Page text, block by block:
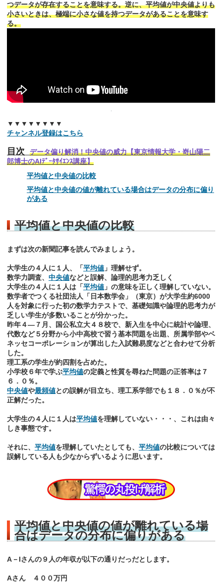
つデータが存在することを意味する。逆に、平均値が中央値よりも
小さいときは、極端に小さな値を持つデータがあることを意味す
る。
▼▼▼▼▼▼▼▼
チャンネル登録はこちら
目次
データ偏り解消！中央値の威力【東京情報大学・嵜山陽二
郎博士のAIﾃﾞｰﾀｻｲｴﾝｽ講座】
平均値と中央値の比較
平均値と中央値の値が離れている場合はデータの分布に偏り
がある
平均値と中央値の比較
まずは次の新聞記事を読んでみましょう。
大学生の４人に１人、「平均値 」理解せず。
数学力調査、 中央値などと誤解、論理的思考力乏しく
大学生の４人に１人は「平均値 」の意味を正しく理解していない。
数学者でつくる社団法人「日本数学会」（東京）が大学生約6000
人を対象に行った初の数学力テストで、基礎知識や論理的思考力が
乏しい学生が多数いることが分かった。
昨年４―７月、国公私立大４８校で、新入生を中心に統計や論理、
代数など５分野から小中高校で習う基本問題を出題、所属学部やベ
ネッセコーポレーションが算出した入試難易度などと合わせて分析
した。
理工系の学生が約四割を占めた。
小学校６年で学ぶ平均値の定義と性質を尋ねた問題の正答率は７
６．０％。
中央値や最頻値との誤解が目立ち、理工系学部でも１８．０％が不
正解だった。
大学生の４人に１人は平均値を理解していない・・・、これは由々
しき事態です。
それに、 平均値を理解していたとしても、 平均値の比較については
誤解している人も少なからずいるように思います。
平均値と中央値の値が離れている場
合はデータの分布に偏りがある
A－Iさんの９人の年収が以下の通りだっだとします。
Aさん ４００万円